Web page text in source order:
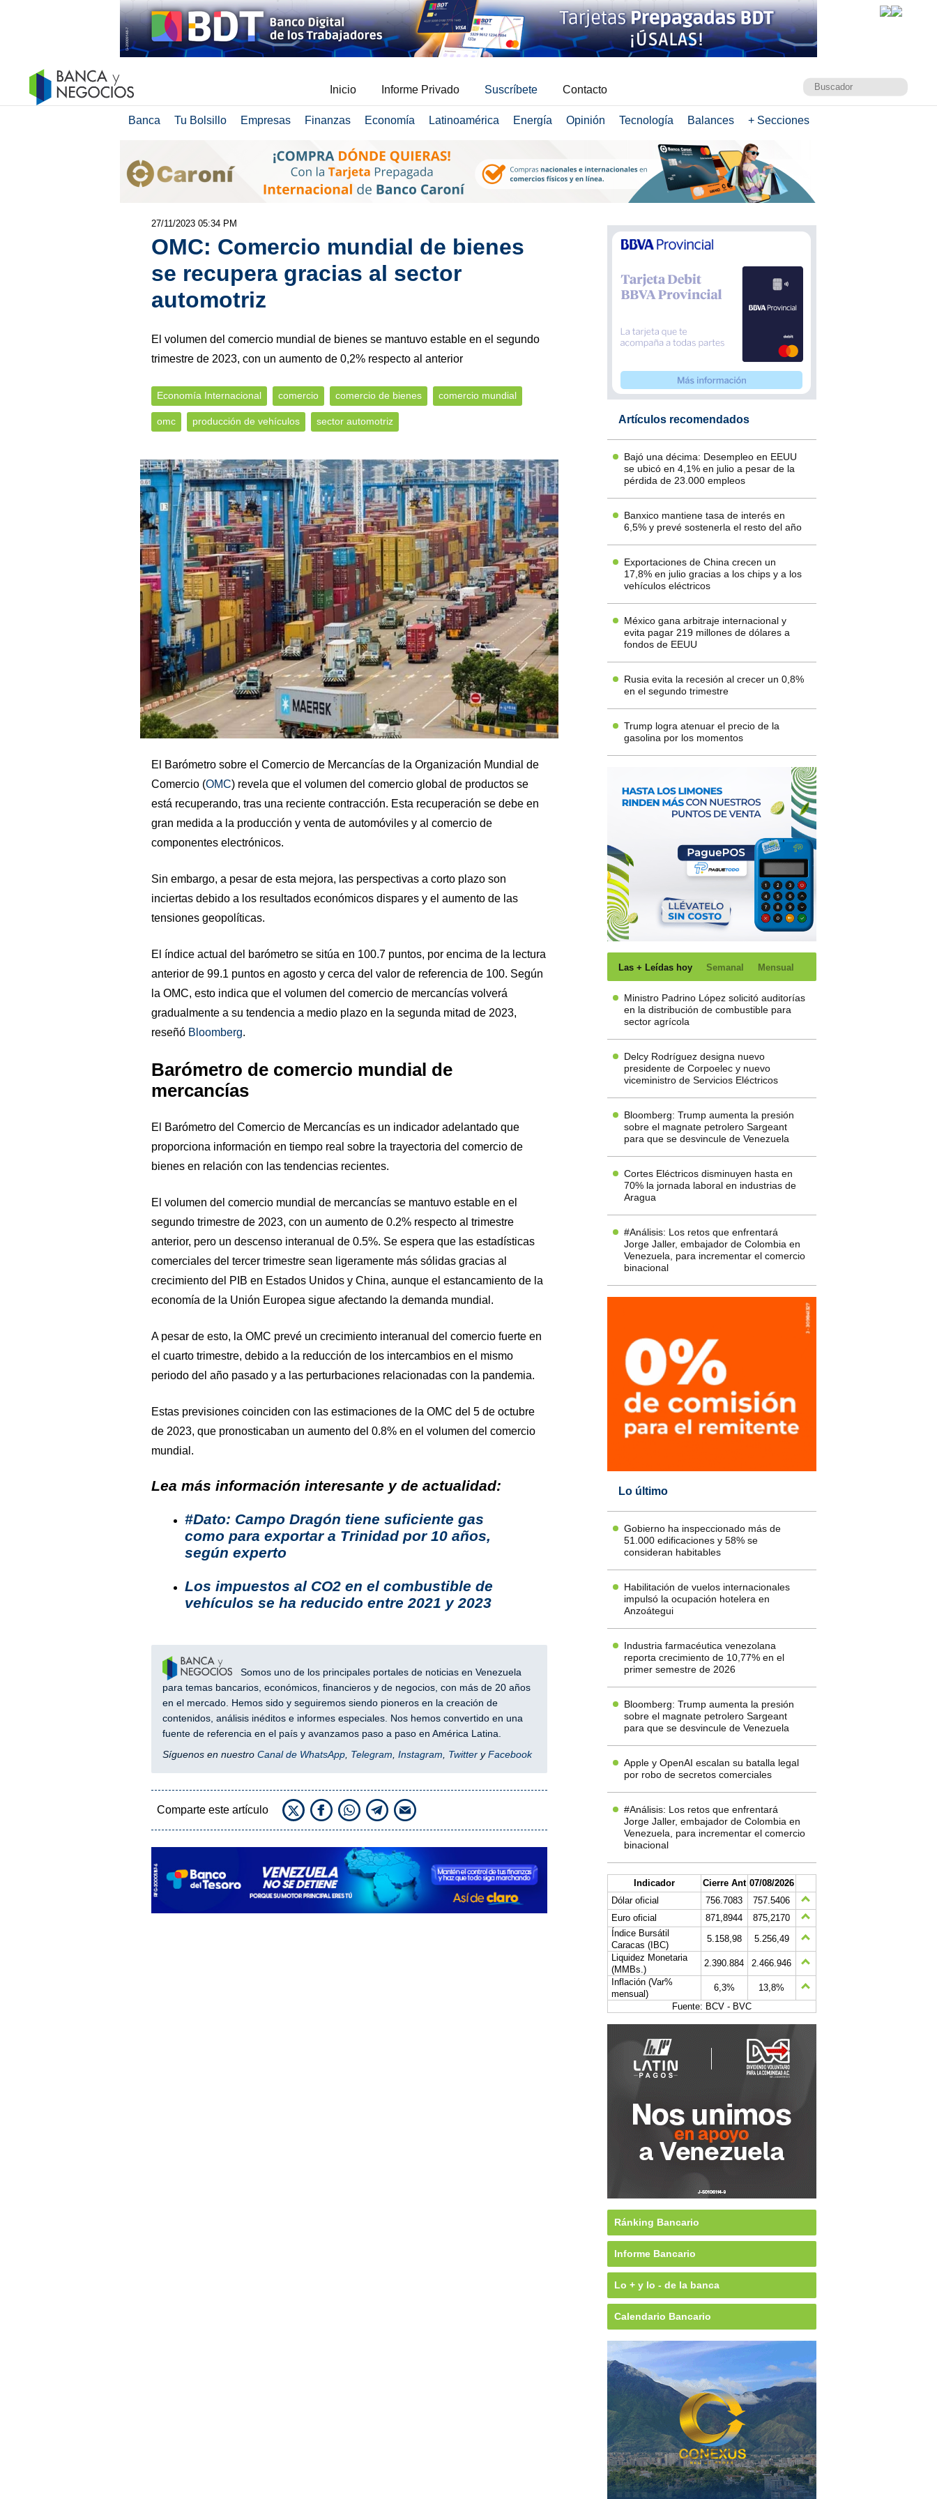
Inicio Informe Privado Suscríbete Contacto
Banca Tu Bolsillo Empresas Finanzas Economía Latinoamérica Energía Opinión Tecnología Balances + Secciones
27/11/2023 05:34 PM
OMC: Comercio mundial de bienes
se recupera gracias al sector
automotriz
El volumen del comercio mundial de bienes se mantuvo estable en el segundo
trimestre de 2023, con un aumento de 0,2% respecto al anterior
Economía Internacional comercio comercio de bienes comercio mundial
omc producción de vehículos sector automotriz
El Barómetro sobre el Comercio de Mercancías de la Organización Mundial de
Comercio (OMC) revela que el volumen del comercio global de productos se
está recuperando, tras una reciente contracción. Esta recuperación se debe en
gran medida a la producción y venta de automóviles y al comercio de
componentes electrónicos.
Sin embargo, a pesar de esta mejora, las perspectivas a corto plazo son
inciertas debido a los resultados económicos dispares y el aumento de las
tensiones geopolíticas.
El índice actual del barómetro se sitúa en 100.7 puntos, por encima de la lectura
anterior de 99.1 puntos en agosto y cerca del valor de referencia de 100. Según
la OMC, esto indica que el volumen del comercio de mercancías volverá
gradualmente a su tendencia a medio plazo en la segunda mitad de 2023,
reseñó Bloomberg.
Barómetro de comercio mundial de
mercancías
El Barómetro del Comercio de Mercancías es un indicador adelantado que
proporciona información en tiempo real sobre la trayectoria del comercio de
bienes en relación con las tendencias recientes.
El volumen del comercio mundial de mercancías se mantuvo estable en el
segundo trimestre de 2023, con un aumento de 0.2% respecto al trimestre
anterior, pero un descenso interanual de 0.5%. Se espera que las estadísticas
comerciales del tercer trimestre sean ligeramente más sólidas gracias al
crecimiento del PIB en Estados Unidos y China, aunque el estancamiento de la
economía de la Unión Europea sigue afectando la demanda mundial.
A pesar de esto, la OMC prevé un crecimiento interanual del comercio fuerte en
el cuarto trimestre, debido a la reducción de los intercambios en el mismo
periodo del año pasado y a las perturbaciones relacionadas con la pandemia.
Estas previsiones coinciden con las estimaciones de la OMC del 5 de octubre
de 2023, que pronosticaban un aumento del 0.8% en el volumen del comercio
mundial.
Lea más información interesante y de actualidad:
#Dato: Campo Dragón tiene suficiente gas
como para exportar a Trinidad por 10 años,
según experto
Los impuestos al CO2 en el combustible de
vehículos se ha reducido entre 2021 y 2023
Somos uno de los principales portales de noticias en Venezuela
para temas bancarios, económicos, financieros y de negocios, con más de 20 años
en el mercado. Hemos sido y seguiremos siendo pioneros en la creación de
contenidos, análisis inéditos e informes especiales. Nos hemos convertido en una
fuente de referencia en el país y avanzamos paso a paso en América Latina.
Síguenos en nuestro Canal de WhatsApp, Telegram, Instagram, TwitteryFacebook
Comparte este artículo
Artículos recomendados
Bajó una décima: Desempleo en EEUU
se ubicó en 4,1% en julio a pesar de la
pérdida de 23.000 empleos
Banxico mantiene tasa de interés en
6,5% y prevé sostenerla el resto del año
Exportaciones de China crecen un
17,8% en julio gracias a los chips y a los
vehículos eléctricos
México gana arbitraje internacional y
evita pagar 219 millones de dólares a
fondos de EEUU
Rusia evita la recesión al crecer un 0,8%
en el segundo trimestre
Trump logra atenuar el precio de la
gasolina por los momentos
Las + Leídas hoy Semanal Mensual
Ministro Padrino López solicitó auditorías
en la distribución de combustible para
sector agrícola
Delcy Rodríguez designa nuevo
presidente de Corpoelec y nuevo
viceministro de Servicios Eléctricos
Bloomberg: Trump aumenta la presión
sobre el magnate petrolero Sargeant
para que se desvincule de Venezuela
Cortes Eléctricos disminuyen hasta en
70% la jornada laboral en industrias de
Aragua
#Análisis: Los retos que enfrentará
Jorge Jaller, embajador de Colombia en
Venezuela, para incrementar el comercio
binacional
Lo último
Gobierno ha inspeccionado más de
51.000 edificaciones y 58% se
consideran habitables
Habilitación de vuelos internacionales
impulsó la ocupación hotelera en
Anzoátegui
Industria farmacéutica venezolana
reporta crecimiento de 10,77% en el
primer semestre de 2026
Bloomberg: Trump aumenta la presión
sobre el magnate petrolero Sargeant
para que se desvincule de Venezuela
Apple y OpenAI escalan su batalla legal
por robo de secretos comerciales
#Análisis: Los retos que enfrentará
Jorge Jaller, embajador de Colombia en
Venezuela, para incrementar el comercio
binacional
Indicador Cierre Ant 07/08/2026
Dólar oficial
756.7083
757.5406
Euro oficial
871,8944
875,2170
Índice Bursátil
Caracas (IBC)
5.158,98
5.256,49
Liquidez Monetaria
(MMBs.)
2.390.884
2.466.946
Inflación (Var%
mensual)
6,3%
13,8%
Fuente: BCV - BVC
Ránking Bancario
Informe Bancario
Lo + y lo - de la banca
Calendario Bancario